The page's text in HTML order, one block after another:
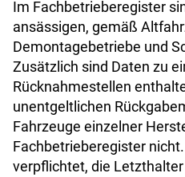
Im Fachbetrieberegister
ansässigen, gemäß
Demontagebetriebe und
Zusätzlich sind Daten zu
Rücknahmestellen
unentgeltlichen
Fahrzeuge einzelner
Fachbetrieberegister
verpflichtet, die